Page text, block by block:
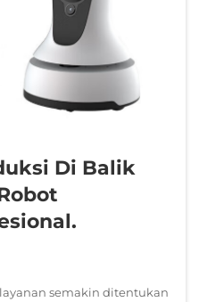
Di Balik
semakin ditentukan